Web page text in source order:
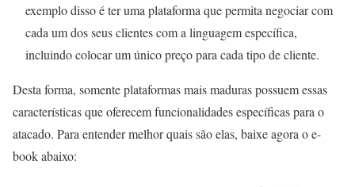
exemplo disso é ter uma plataforma que permita negociar com
cada um dos seus clientes com a linguagem específica,
incluindo colocar um único preço para cada tipo de cliente.
Desta forma, somente plataformas mais maduras possuem essas
características que oferecem funcionalidades específicas para o
atacado. Para entender melhor quais são elas, baixe agora o e-
book abaixo: